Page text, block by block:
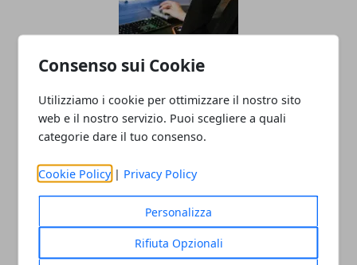
Consenso sui Cookie
Utilizziamo i cookie per ottimizzare il nostro sito
web e il nostro servizio. Puoi scegliere a quali
categorie dare il tuo consenso.
Cookie Policy | Privacy Policy
Personalizza
Rifiuta Opzionali
Trova il sound perfetto per il tuo evento
07/03/2025